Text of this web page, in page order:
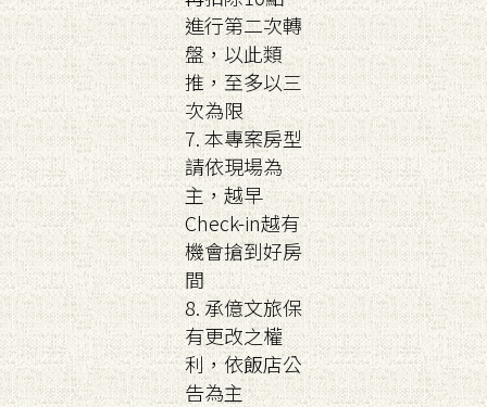
進行第二次轉
盤，以此類
推，至多以三
次為限
7. 本專案房型
請依現場為
主，越早
Check-in越有
機會搶到好房
間
8. 承億文旅保
有更改之權
利，依飯店公
告為主